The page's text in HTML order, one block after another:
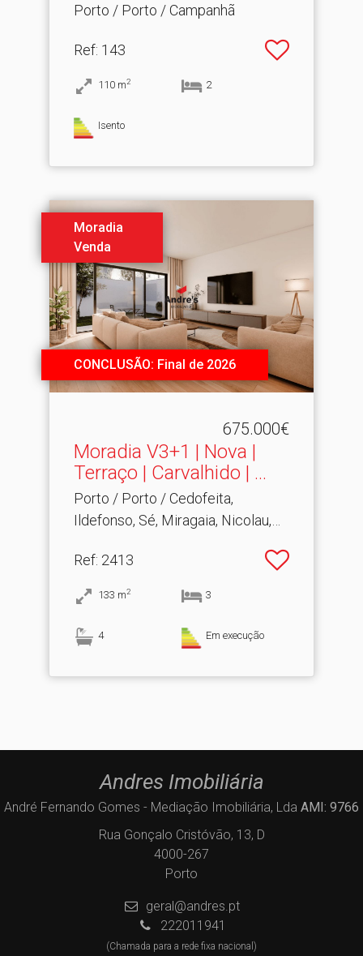
Porto / Porto / Campanhã
Ref: 143
110 m2 2
Isento
Moradia
Venda
CONCLUSÃO: Final de 2026
675.000€
Moradia V3+1 | Nova |
Terraço | Carvalhido | .​..
Porto / Porto / Cedofeita,
Ildefonso, Sé, Miragaia, Nicolau,
Ref: 2413
133 m2 3
4 Em execução
Andres Imobiliária
André Fernando Gomes - Mediação Imobiliária, Lda AMI: 9766
Rua Gonçalo Cristóvão, 13, D
4000-267
Porto
geral@andres.pt
222011941
(Chamada para a rede fixa nacional)